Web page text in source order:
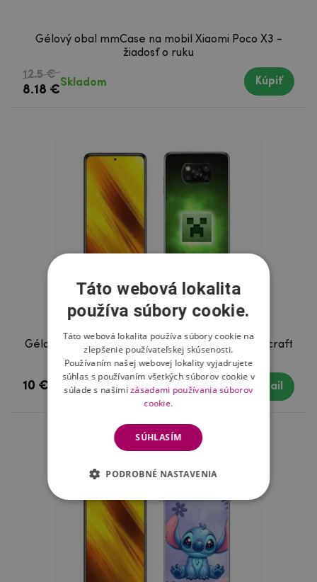
Gélový obal mmCase na mobil Xiaomi Poco X3 -
žiadosť o ruku
12.5 €
8.18 €
Skladom Kúpiť
Gélový kryt mmCase na Xiaomi Poco X3 - minecraft
10 € Skladom Detail
Táto webová lokalita
používa súbory cookie.
Táto webová lokalita používa súbory cookie na
zlepšenie používateľskej skúsenosti.
Používaním našej webovej lokality vyjadrujete
súhlas s používaním všetkých súborov cookie v
súlade s našimizásadami používania súborov
cookie.
SÚHLASÍM
PODROBNÉ NASTAVENIA